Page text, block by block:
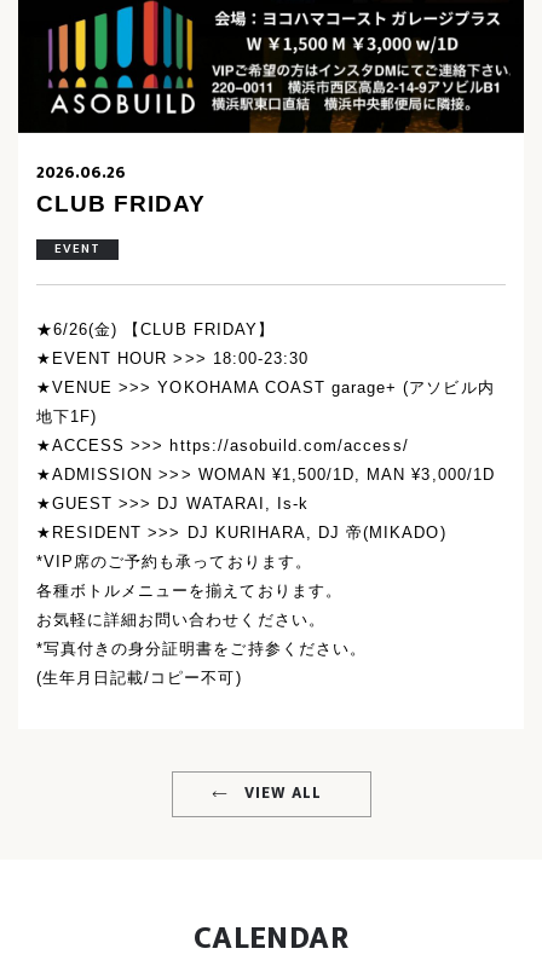
2026.06.26
CLUB FRIDAY
EVENT
★6/26(金) 【CLUB FRIDAY】
★EVENT HOUR >>> 18:00-23:30
★VENUE >>> YOKOHAMA COAST garage+ (アソビル内
地下1F)
★ACCESS >>> https://asobuild.com/access/
★ADMISSION >>> WOMAN ¥1,500/1D, MAN ¥3,000/1D
★GUEST >>> DJ WATARAI, Is-k
★RESIDENT >>> DJ KURIHARA, DJ 帝(MIKADO)
*VIP席のご予約も承っております。
各種ボトルメニューを揃えております。
お気軽に詳細お問い合わせください。
*写真付きの身分証明書をご持参ください。
(生年月日記載/コピー不可)
VIEW ALL
CALENDAR